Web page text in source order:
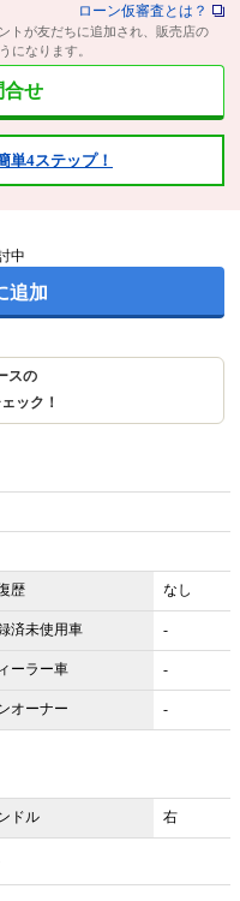
ローン仮審査とは？
トが友だちに追加され、販売店の
になります。
せ
単4ステップ！
中
追加
スの
ック！
歴 なし
済未使用車 -
ーラー車 -
オーナー -
ドル
右